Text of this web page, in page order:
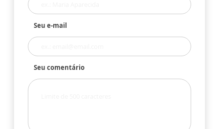
Seu e-mail
Seu comentário